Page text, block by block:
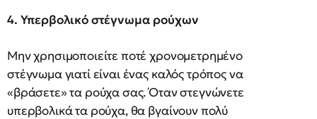
4. Υπερβολικό στέγνωμα ρούχων
Μην χρησιμοποιείτε ποτέ χρονομετρημένο
στέγνωμα γιατί είναι ένας καλός τρόπος να
«βράσετε» τα ρούχα σας. Όταν στεγνώνετε
υπερβολικά τα ρούχα, θα βγαίνουν πολύ